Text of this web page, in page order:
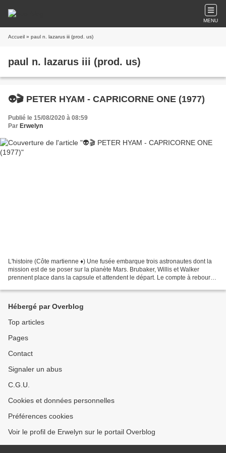
MENU
Accueil » paul n. lazarus iii (prod. us)
paul n. lazarus iii (prod. us)
👽🎬 PETER HYAM - CAPRICORNE ONE (1977)
Publié le 15/08/2020 à 08:59
Par Erwelyn
L'histoire (Côte martienne ♦) Une fusée embarque trois astronautes dont la
mission est de se poser sur la planète Mars. Brubaker, Willis et Walker
prennent place dans la capsule et attendent le départ. Le compte à rebours
Hébergé par Overblog
Top articles
Pages
Contact
Signaler un abus
C.G.U.
Cookies et données personnelles
Préférences cookies
Voir le profil de Erwelyn sur le portail Overblog